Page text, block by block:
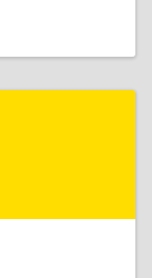
обл. ул. 1-й